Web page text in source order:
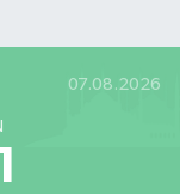
07.08.2026